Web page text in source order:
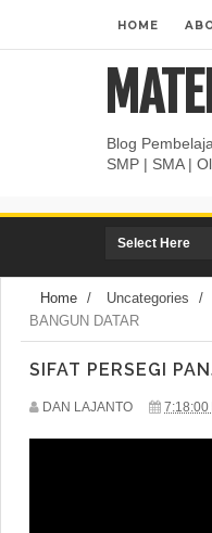
HOME
Blog
SMP | SMA |
Home / Uncategories /
BANGUN DATAR
SIFAT PERSEGI
DAN LAJANTO 7:18:00